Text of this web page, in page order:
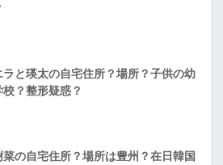
ラと瑛太の自宅住所？場所？子供の幼
？整形疑惑？
菜の自宅住所？場所は豊州？在日韓国